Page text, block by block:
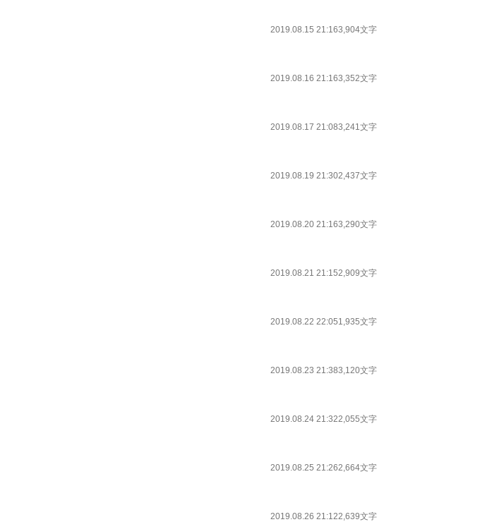
2019.08.15 21:163,904文字
2019.08.16 21:163,352文字
2019.08.17 21:083,241文字
2019.08.19 21:302,437文字
2019.08.20 21:163,290文字
2019.08.21 21:152,909文字
2019.08.22 22:051,935文字
2019.08.23 21:383,120文字
2019.08.24 21:322,055文字
2019.08.25 21:262,664文字
2019.08.26 21:122,639文字